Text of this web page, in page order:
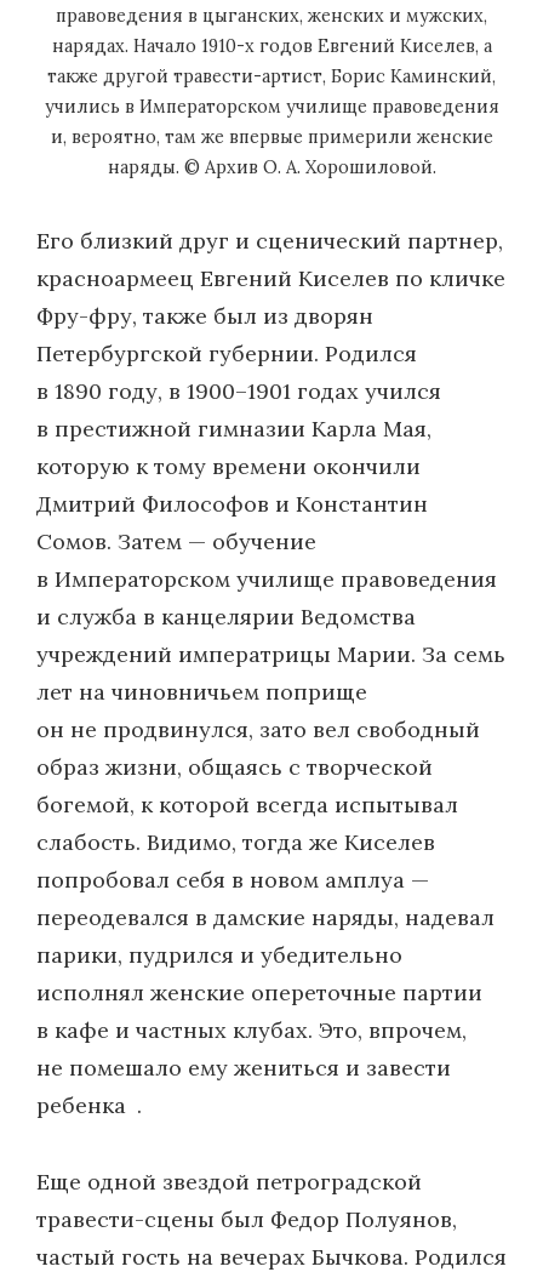
правоведения в цыганских, женских и мужских,
нарядах. Начало 1910-х годов Евгений Киселев, а
также другой травести-артист, Борис Каминский,
учились в Императорском училище правоведения
и, вероятно, там же впервые примерили женские
наряды. © Архив О. А. Хорошиловой.
Его близкий друг и сценический партнер,
красноармеец Евгений Киселев по кличке
Фру-фру, также был из дворян
Петербургской губернии. Родился
в 1890 году, в 1900–1901 годах учился
в престижной гимназии Карла Мая,
которую к тому времени окончили
Дмитрий Философов и Константин
Сомов. Затем — обучение
в Императорском училище правоведения
и служба в канцелярии Ведомства
учреждений императрицы Марии. За семь
лет на чиновничьем поприще
он не продвинулся, зато вел свободный
образ жизни, общаясь с творческой
богемой, к которой всегда испытывал
слабость. Видимо, тогда же Киселев
попробовал себя в новом амплуа —
переодевался в дамские наряды, надевал
парики, пудрился и убедительно
исполнял женские опереточные партии
в кафе и частных клубах. Это, впрочем,
не помешало ему жениться и завести
ребенка .
Еще одной звездой петроградской
травести-сцены был Федор Полуянов,
частый гость на вечерах Бычкова. Родился